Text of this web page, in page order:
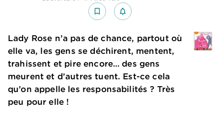
bookmark_border notifications_none_outlined
Lady Rose n’a pas de chance, partout où
elle va, les gens se déchirent, mentent,
trahissent et pire encore… des gens
meurent et d’autres tuent. Est-ce cela
qu’on appelle les responsabilités ? Très
peu pour elle !